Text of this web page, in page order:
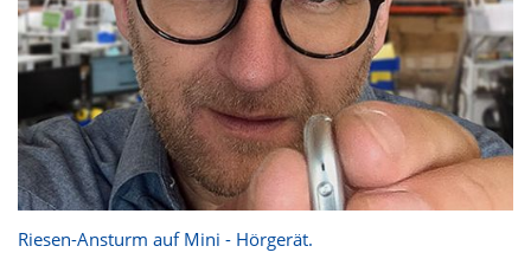
Riesen-Ansturm auf Mini - Hörgerät.